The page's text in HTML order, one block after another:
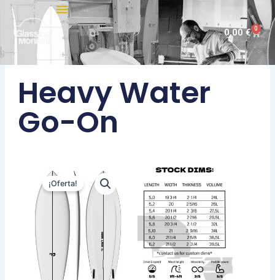
contenido
0,00€ 0
Heavy Water
Go-On
¡Oferta!